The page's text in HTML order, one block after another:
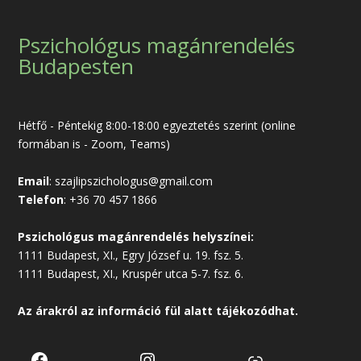
Pszichológus magánrendelés
Budapesten
Hétfő - Péntekig 8:00-18:00 egyeztetés szerint (online
formában is - Zoom, Teams)
Email: szajlipszichologus@gmail.com
Telefon: +36 70 457 1866
Pszichológus magánrendelés helyszínei:
1111 Budapest, XI., Egry József u. 19. fsz. 5.
1111 Budapest, XI., Kruspér utca 5-7. fsz. 6.
Az árakról az információ fül alatt tájékozódhat.